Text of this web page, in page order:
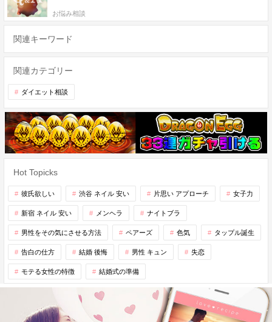
お悩み相談
関連キーワード
関連カテゴリー
ダイエット相談
Hot Topicks
彼氏欲しい 渋谷 ネイル 安い 片思い アプローチ 女子力
新宿 ネイル 安い メンヘラ ナイトブラ
男性をその気にさせる方法 ペアーズ 色気 タップル誕生
告白の仕方 結婚 後悔 男性 キュン 失恋
モテる女性の特徴 結婚式の準備